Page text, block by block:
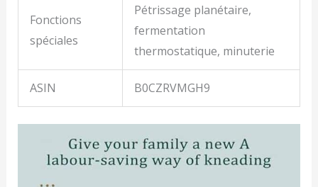
Fonctions
spéciales
Pétrissage planétaire,
fermentation
thermostatique, minuterie
ASIN B0CZRVMGH9